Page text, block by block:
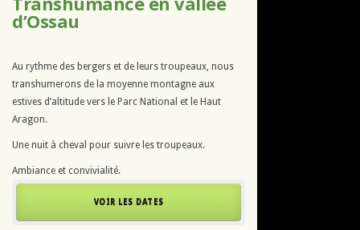
d’Ossau
Au rythme des bergers et de leurs troupeaux, nous
transhumerons de la moyenne montagne aux
estives d’altitude vers le Parc National et le Haut
Aragon.
Une nuit à cheval pour suivre les troupeaux.
Ambiance et convivialité.
VOIR LES DATES